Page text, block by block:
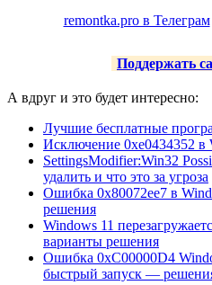
remontka.pro в Телеграм
Поддержать
А вдруг и это будет интересно:
Лучшие бесплатные
Исключение 0xe0434352
SettingsModifier:Win32
удалить и что это за угроза
Ошибка 0x80072ee7 в
решения
Windows 11
варианты решения
Ошибка 0xC00000D4
быстрый запуск —